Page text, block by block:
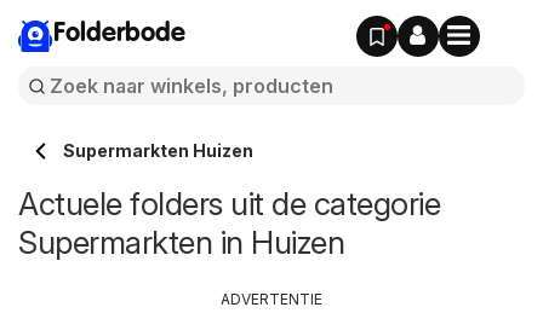
Folderbode
Supermarkten Huizen
Actuele folders uit de categorie
Supermarkten in Huizen
ADVERTENTIE